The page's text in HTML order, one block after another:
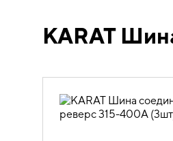
02. Силовое
коммутации
KARAT и доп.
02.03.02.02
KARAT